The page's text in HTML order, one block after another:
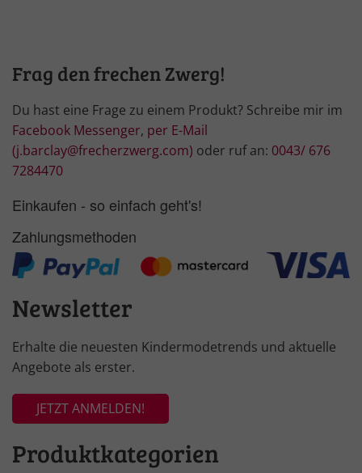
Frag den frechen Zwerg!
Du hast eine Frage zu einem Produkt? Schreibe mir im
Facebook Messenger, per E-Mail
(j.barclay@frecherzwerg.com) oder ruf an: 0043/ 676
7284470
Einkaufen - so einfach geht's!
Zahlungsmethoden
Newsletter
Erhalte die neuesten Kindermodetrends und aktuelle
Angebote als erster.
JETZT ANMELDEN!
Produktkategorien